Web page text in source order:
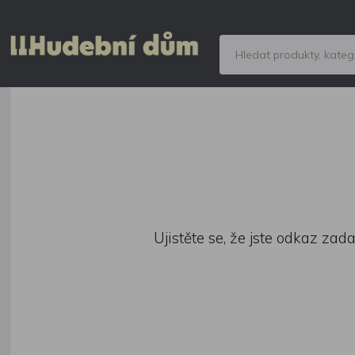
Ujistěte se, že jste odkaz